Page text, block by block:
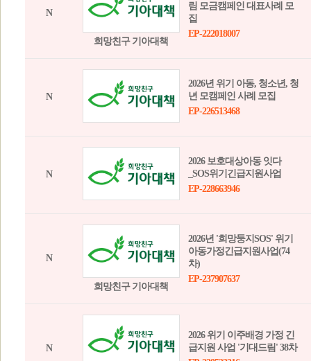
N
희망친구 기아대책
림 모금캠페인 대표사례 모
집
EP-222018007
N
2026년 위기 아동, 청소년, 청
년 모캠페인 사례 모집
EP-226513468
N
2026 보호대상아동 잇다
_SOS위기긴급지원사업
EP-228663946
N
희망친구 기아대책
2026년 '희망둥지SOS' 위기
아동가정긴급지원사업(74
차)
EP-237907637
N
2026 위기 이주배경 가정 긴
급지원 사업 '기대드림' 38차